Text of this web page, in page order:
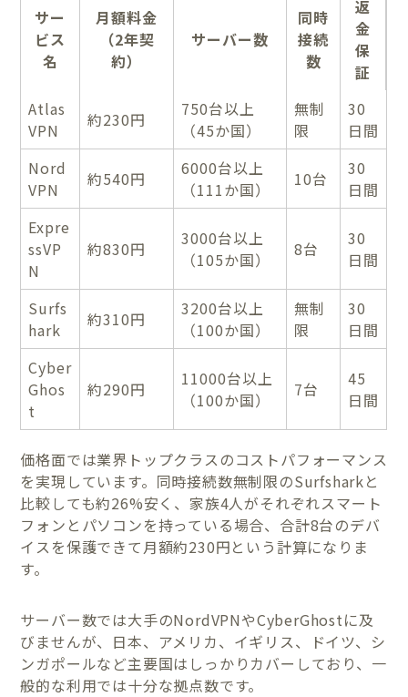
サー
ビス
名
月額料金
（2年契
約）
サーバー数
同時
接続
数
返
金
保
証
Atlas
VPN
約230円
750台以上
（45か国）
無制
限
30
日間
Nord
VPN
約540円
6000台以上
（111か国）
10台
30
日間
Expre
ssVP
N
約830円
3000台以上
（105か国）
8台
30
日間
Surfs
hark
約310円
3200台以上
（100か国）
無制
限
30
日間
Cyber
Ghos
t
約290円
11000台以上
（100か国）
7台
45
日間
価格面では業界トップクラスのコストパフォーマンス
を実現しています。同時接続数無制限のSurfsharkと
比較しても約26%安く、家族4人がそれぞれスマート
フォンとパソコンを持っている場合、合計8台のデバ
イスを保護できて月額約230円という計算になりま
す。
サーバー数では大手のNordVPNやCyberGhostに及
びませんが、日本、アメリカ、イギリス、ドイツ、シ
ンガポールなど主要国はしっかりカバーしており、一
般的な利用では十分な拠点数です。